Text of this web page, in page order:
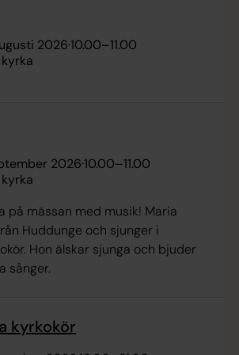
2026·10.00–11.00
2026·10.00–11.00
på mässan med musik! Maria
Huddunge och sjunger i
Hon älskar sjunga och bjuder
sånger.
kyrkokör